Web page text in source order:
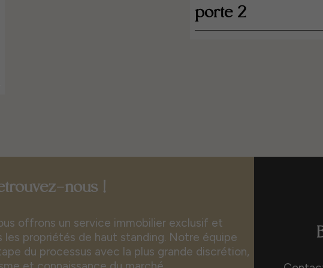
porte 2
nous !
offrons un service immobilier exclusif et
les propriétés de haut standing. Notre équipe
du processus avec la plus grande discrétion,